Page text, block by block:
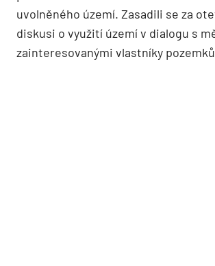
uvolněného území. Zasadili se za
diskusi o využití území v dialogu s
zainteresovanými vlastníky